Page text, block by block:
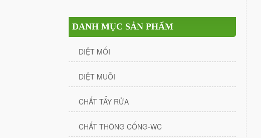
DANH MỤC SẢN PHẨM
DIỆT MỐI
DIỆT MUỖI
CHẤT TẨY RỬA
CHẤT THÔNG CỐNG-WC